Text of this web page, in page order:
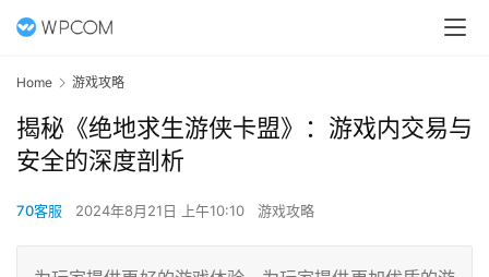
Home 游戏攻略
揭秘《绝地求生游侠卡盟》：游戏内交易与
安全的深度剖析
70客服 2024年8月21日 上午10:10 游戏攻略